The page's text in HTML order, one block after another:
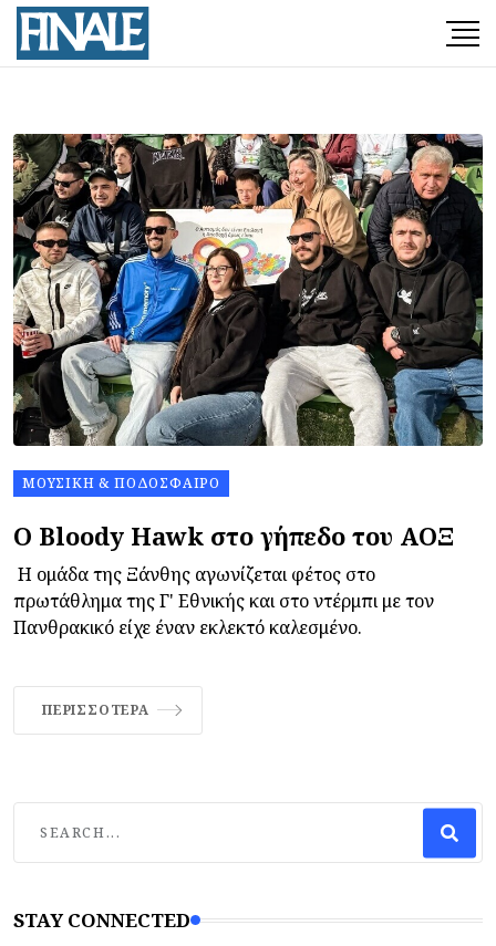
ΜΟΥΣΙΚΉ & ΠΟΔΌΣΦΑΙΡΟ
O Bloody Hawk στο γήπεδο του ΑΟΞ
Η ομάδα της Ξάνθης αγωνίζεται φέτος στο
πρωτάθλημα της Γ' Εθνικής και στο ντέρμπι με τον
Πανθρακικό είχε έναν εκλεκτό καλεσμένο.
ΠΕΡΙΣΣΌΤΕΡΑ
STAY CONNECTED